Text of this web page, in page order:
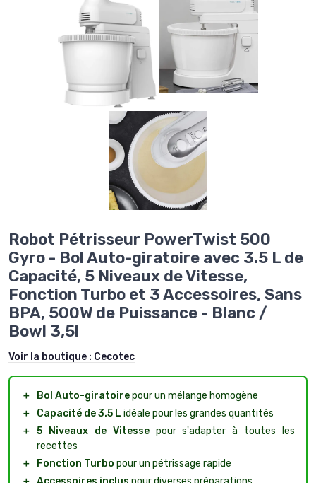
Robot Pétrisseur PowerTwist 500
Gyro - Bol Auto-giratoire avec 3.5 L de
Capacité, 5 Niveaux de Vitesse,
Fonction Turbo et 3 Accessoires, Sans
BPA, 500W de Puissance - Blanc /
Bowl 3,5l
Voir la boutique : Cecotec
＋ Bol Auto-giratoirepour un mélange homogène
＋
Capacité de 3.5 L idéale pour les grandes quantités
＋ 5 Niveaux de Vitessepour s'adapter à toutes les
recettes
＋
Fonction Turbo pour un pétrissage rapide